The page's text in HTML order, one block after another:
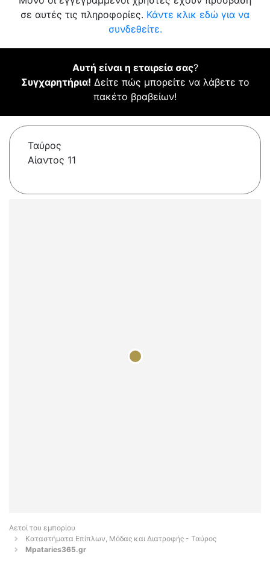
σε αυτές τις πληροφορίες. Κάντε κλικ εδώ για να
συνδεθείτε.
Αυτή είναι η εταιρεία σας?
Συγχαρητήρια! Δείτε πώς μπορείτε να λάβετε το
πακέτο βραβείων!
Ταύρος
Αίαντος 11
Αετοί του εμπορίου
Καταστήματα Επίπλων, Μόδας και Διατροφής - Ταύρος
Mpataries365.gr